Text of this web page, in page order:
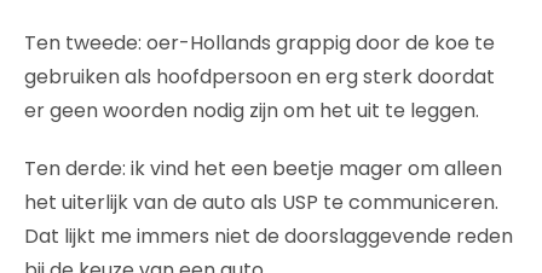
Ten tweede: oer-Hollands grappig door de koe te
gebruiken als hoofdpersoon en erg sterk doordat
er geen woorden nodig zijn om het uit te leggen.
Ten derde: ik vind het een beetje mager om alleen
het uiterlijk van de auto als USP te communiceren.
Dat lijkt me immers niet de doorslaggevende reden